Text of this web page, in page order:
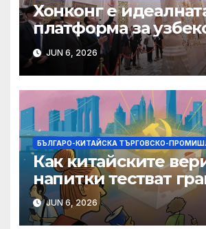
Хонконг е
платформа за
фирми да
крилата си в
мащаб, казва Джон
JUN 6, 2026
БЪЛГАРО-КИТАЙСКА ТЪРГОВСКО-
Как китайските
напитки тестват
на меката сила
JUN 6, 2026